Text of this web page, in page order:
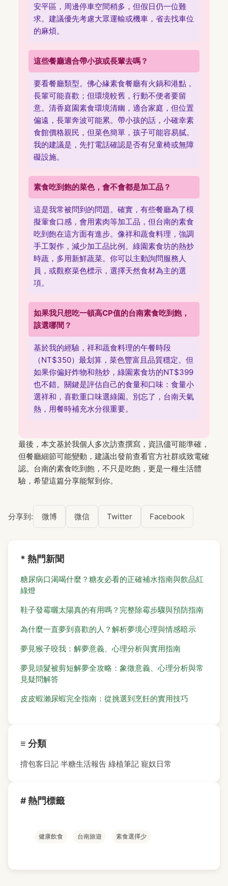
安平區，周邊停車空間稍多，但假日仍一位難
求。建議優先考慮大眾運輸或機車，省去找車位
的麻煩。
這些餐廳適合帶小孩或長輩去嗎？
要看餐廳類型。佛心緣素食餐廳有火鍋和港點，
長輩可能喜歡；但環境較舊，行動不便者要留
意。清香庭園素食環境清幽，適合家庭，但位置
偏遠，長輩奔波可能累。帶小孩的話，小確幸素
食館價格親民，但菜色簡單，孩子可能容易膩。
我的建議是，先打電話確認是否有兒童椅或無障
礙設施。
素食吃到飽的菜色，會不會都是加工品？
這是我常被問到的問題。確實，有些餐廳為了模
擬葷食口感，會用素肉等加工品，但台南的素食
吃到飽在這方面有進步。像祥和蔬食料理，強調
手工製作，減少加工品比例。綠園素食坊的熱炒
時蔬，多用新鮮蔬菜。你可以主動詢問服務人
員，或觀察菜色標示，選擇天然食材為主的選
項。
如果我只想吃一頓高CP值的台南素食吃到飽，
該選哪間？
基於我的經驗，祥和蔬食料理的午餐時段
（NT$350）最划算，菜色豐富且品質穩定。但
如果你偏好炸物和熱炒，綠園素食坊的NT$399
也不錯。關鍵是評估自己的食量和口味：食量小
選祥和，喜歡重口味選綠園。別忘了，台南天氣
熱，用餐時補充水分很重要。
最後，本文基於我個人多次訪查撰寫，資訊儘可能準確，
但餐廳細節可能變動，建議出發前查看官方社群或致電確
認。台南的素食吃到飽，不只是吃飽，更是一種生活體
驗，希望這篇分享能幫到你。
分享到: 微博 微信 Twitter Facebook
* 熱門新聞
糖尿病口渴喝什麼？糖友必看的正確補水指南與飲品紅
綠燈
鞋子發霉曬太陽真的有用嗎？完整除霉步驟與預防指南
為什麼一直夢到喜歡的人？解析夢境心理與情感暗示
夢見猴子咬我：解夢意義、心理分析與實用指南
夢見頭髮被剪短解夢全攻略：象徵意義、心理分析與常
見疑問解答
皮皮蝦瀨尿蝦完全指南：從挑選到烹飪的實用技巧
≡ 分類
揹包客日記 半糖生活報告 綠植筆記 寵奴日常
# 熱門標籤
健康飲食 台南旅遊 素食選擇少